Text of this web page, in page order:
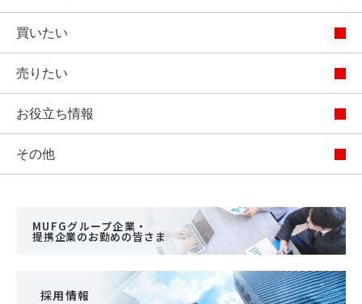
買いたい
売りたい
お役立ち情報
その他
MUFGグループ企業・
提携企業のお勤めの皆さま
採用情報